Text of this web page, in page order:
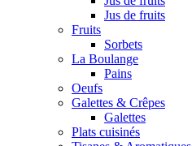
Jus de fruits
Fruits
Sorbets
La Boulange
Pains
Oeufs
Galettes & Crêpes
Galettes
Plats cuisinés